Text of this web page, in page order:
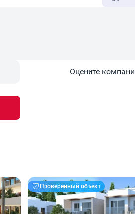
Оцените
Проверенный объект